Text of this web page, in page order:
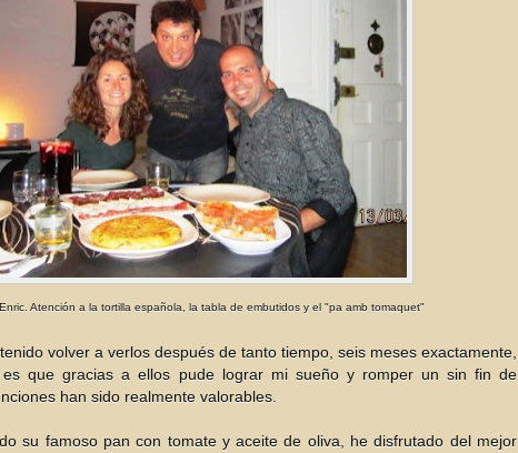
a la tortilla española, la tabla de embutidos y el "pa amb tomaquet"
volver a verlos después de tanto tiempo, seis meses exactamente,
que gracias a ellos pude lograr mi sueño y romper un sin fin de
han sido realmente valorables.
su famoso pan con tomate y aceite de oliva, he disfrutado del mejor